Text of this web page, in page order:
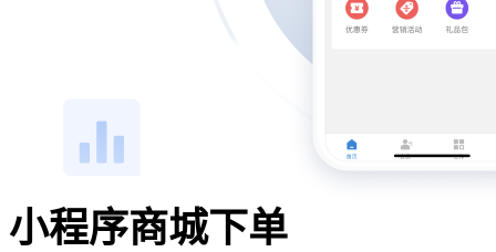
小程序商城下单